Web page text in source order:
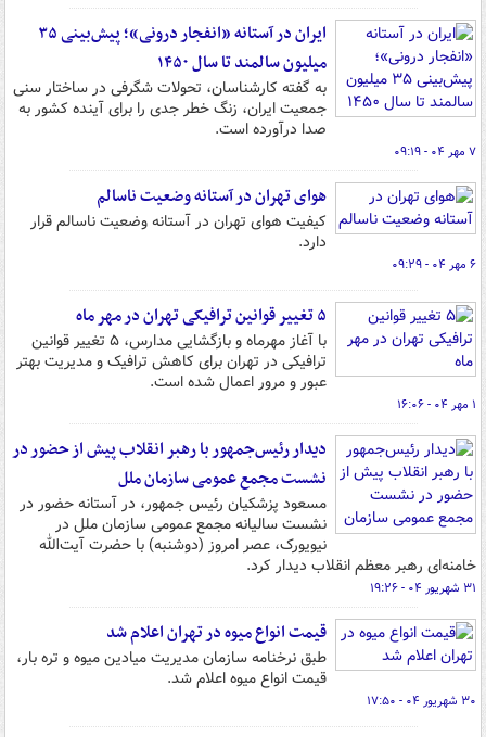
ایران در آستانه «انفجار درونی»؛ پیش‌بینی ۳۵
میلیون سالمند تا سال ۱۴۵۰
به گفته کارشناسان، تحولات شگرفی در ساختار سنی
جمعیت ایران، زنگ خطر جدی را برای آینده کشور به
صدا درآورده است.
۷ مهر ۰۴ - ۰۹:۱۹
هوای تهران در آستانه وضعیت ناسالم
کیفیت هوای تهران در آستانه وضعیت ناسالم قرار
دارد.
۶ مهر ۰۴ - ۰۹:۲۹
۵ تغییر قوانین ترافیکی تهران در مهر ماه
با آغاز مهرماه و بازگشایی مدارس، ۵ تغییر قوانین
ترافیکی در تهران برای کاهش ترافیک و مدیریت بهتر
عبور و مرور اعمال شده است.
۱ مهر ۰۴ - ۱۶:۰۶
دیدار رئیس‌جمهور با رهبر انقلاب پیش از حضور در
نشست مجمع عمومی سازمان ملل
مسعود پزشکیان رئیس جمهور، در آستانه‌ حضور در
نشست سالیانه‌ مجمع عمومی سازمان ملل در
نیویورک، عصر امروز (دوشنبه) با حضرت آیت‌الله
خامنه‌ای رهبر معظم انقلاب دیدار کرد.
۳۱ شهریور ۰۴ - ۱۹:۲۶
قیمت انواع میوه در تهران اعلام شد
طبق نرخنامه سازمان مدیریت میادین میوه و تره بار،
قیمت انواع میوه اعلام شد.
۳۰ شهریور ۰۴ - ۱۷:۵۰